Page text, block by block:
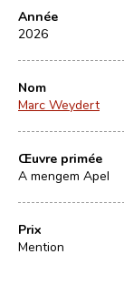
Année
2026
Nom
Marc Weydert
Œuvre primée
A mengem Apel
Prix
Mention